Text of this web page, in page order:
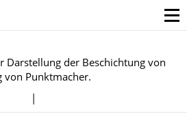
Darstellung der Beschichtung von
von Punktmacher.
|